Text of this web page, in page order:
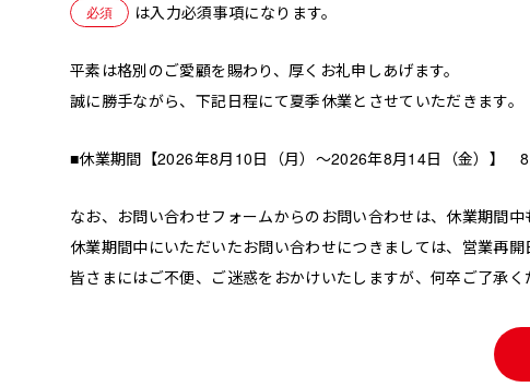
は入力必須事項になります。
平素は格別のご愛顧を賜わり、厚くお礼申しあげます。
誠に勝手ながら、下記日程にて夏季休業とさせていただきます。
■休業期間【2026年8月10日（月）～2026年8月14日（金）】 8
なお、お問い合わせフォームからのお問い合わせは、休業期間中
休業期間中にいただいたお問い合わせにつきましては、営業再開
皆さまにはご不便、ご迷惑をおかけいたしますが、何卒ご了承く